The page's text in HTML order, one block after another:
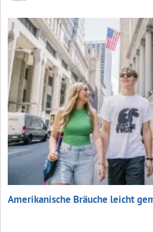
Amerikanische Bräuche leicht